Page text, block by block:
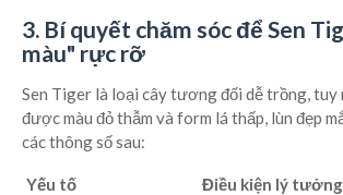
3. Bí quyết chăm sóc để Sen
màu" rực rỡ
Sen Tiger là loại cây tương đối dễ trồng, tuy
được màu đỏ thẫm và form lá thấp, lùn đẹp
các thông số sau:
Yếu tố
Điều kiện lý tưởng